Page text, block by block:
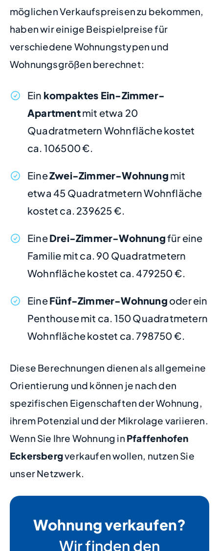
möglichen Verkaufspreisen zu bekommen,
haben wir einige Beispielpreise für
verschiedene Wohnungstypen und
Wohnungsgrößen berechnet:
Ein kompaktes Ein-Zimmer-
Apartmentmit etwa 20
Quadratmetern Wohnfläche kostet
ca. 106500 €.
EineZwei-Zimmer-Wohnung mit
etwa 45 Quadratmetern Wohnfläche
kostet ca. 239625 €.
EineDrei-Zimmer-Wohnungfür eine
Familie mit ca. 90 Quadratmetern
Wohnfläche kostet ca. 479250 €.
EineFünf-Zimmer-Wohnung oder ein
Penthouse mit ca. 150 Quadratmetern
Wohnfläche kostet ca. 798750 €.
Diese Berechnungen dienen als allgemeine
Orientierung und können je nach den
spezifischen Eigenschaften der Wohnung,
ihrem Potenzial und der Mikrolage variieren.
Wenn Sie Ihre Wohnung in Pfaffenhofen
Eckersbergverkaufen wollen, nutzen Sie
unser Netzwerk.
Wohnung verkaufen?
Wir finden den